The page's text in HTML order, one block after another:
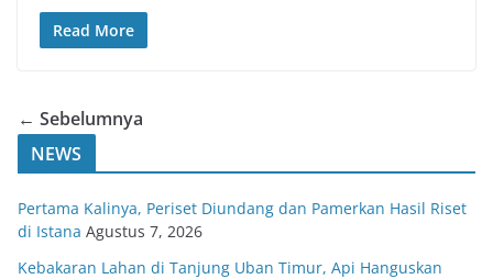
Read More
← Sebelumnya
NEWS
Pertama Kalinya, Periset Diundang dan Pamerkan Hasil Riset
di Istana Agustus 7, 2026
Kebakaran Lahan di Tanjung Uban Timur, Api Hanguskan